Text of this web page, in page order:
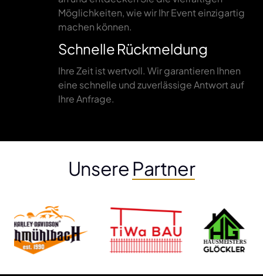
Möglichkeiten, wie wir Ihr Event einzigartig
machen können.
Schnelle Rückmeldung
Ihre Zeit ist wertvoll. Wir garantieren Ihnen
eine schnelle und zuverlässige Antwort auf
Ihre Anfrage.
Unsere Partner